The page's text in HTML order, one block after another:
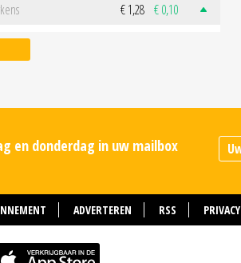
€ 1,28 € 0,10
en donderdag in uw mailbox
ADVERTEREN RSS PRIVACY